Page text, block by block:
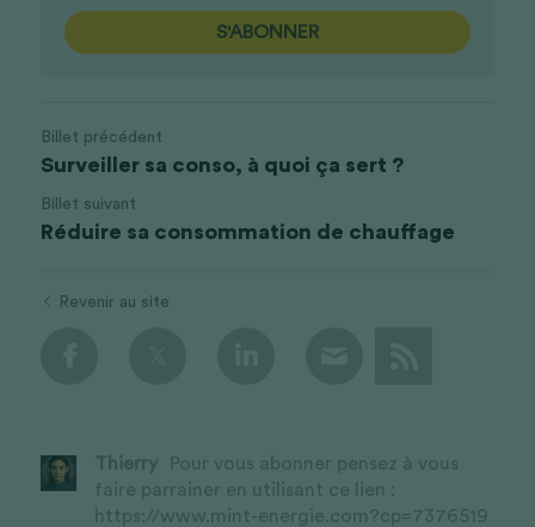
S'ABONNER
Billet précédent
Surveiller sa conso, à quoi ça sert ?
Billet suivant
Réduire sa consommation de chauffage
Revenir au site
Thierry
Pour vous abonner pensez à vous
faire parrainer en utilisant ce lien :
https://www.mint-energie.com?cp=7376519